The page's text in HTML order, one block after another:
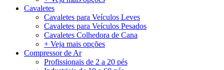
Cavaletes
Cavaletes para Veículos Leves
Cavaletes para Veículos Pesados
Cavaletes Colhedora de Cana
+ Veja mais opções
Compressor de Ar
Profissionais de 2 a 20 pés